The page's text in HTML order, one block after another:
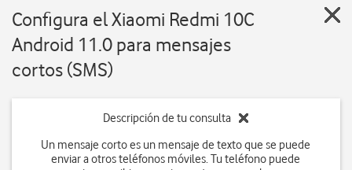
Configura el Xiaomi Redmi 10C
Android 11.0 para mensajes
cortos (SMS)
Descripción de tu consulta
Un mensaje corto es un mensaje de texto que se puede
enviar a otros teléfonos móviles. Tu teléfono puede